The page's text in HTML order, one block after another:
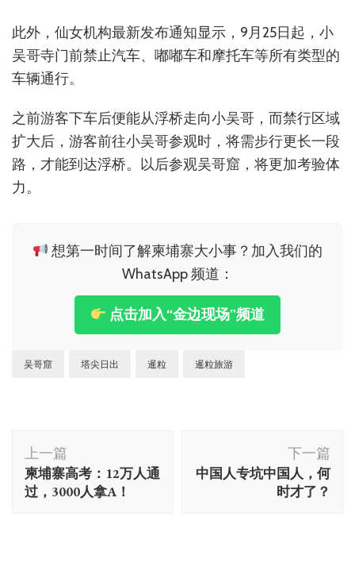
此外，仙女机构最新发布通知显示，9月25日起，小
吴哥寺门前禁止汽车、嘟嘟车和摩托车等所有类型的
车辆通行。
之前游客下车后便能从浮桥走向小吴哥，而禁行区域
扩大后，游客前往小吴哥参观时，将需步行更长一段
路，才能到达浮桥。以后参观吴哥窟，将更加考验体
力。
想第一时间了解柬埔寨大小事？加入我们的
WhatsApp 频道：
点击加入“金边现场”频道
吴哥窟 塔尖日出 暹粒 暹粒旅游
博
文
导
上一篇
柬埔寨高考：12万人通
过，3000人拿A！
下一篇
中国人专坑中国人，何
时才了？